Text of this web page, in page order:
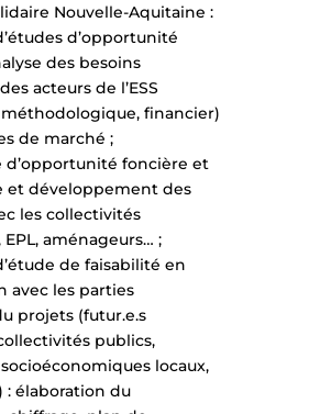
Nouvelle-Aquitaine :
d’opportunité
des besoins
acteurs de l’ESS
financier)
de marché ;
d’opportunité foncière et
et développement des
les collectivités
aménageurs… ;
de faisabilité en
avec les parties
projets (futur.e.s
publics,
locaux,
: élaboration du